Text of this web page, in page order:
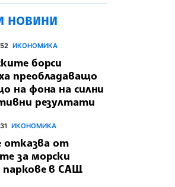
НОВИНИ
ИКОНОМИКА
борси
преобладаващо
на фона на силни
резултати
ИКОНОМИКА
отказва от
за морски
в САЩ